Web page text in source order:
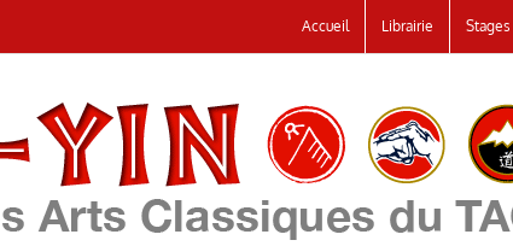
Accueil Librairie